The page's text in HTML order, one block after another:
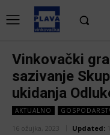
Vinkovački
sazivanje
ukidanja
AKTUALNO
16 ožujka, 2023 Updated: